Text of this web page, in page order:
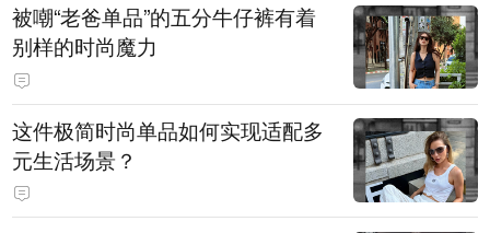
被嘲“老爸单品”的五分牛仔裤有着
别样的时尚魔力
这件极简时尚单品如何实现适配多
元生活场景？